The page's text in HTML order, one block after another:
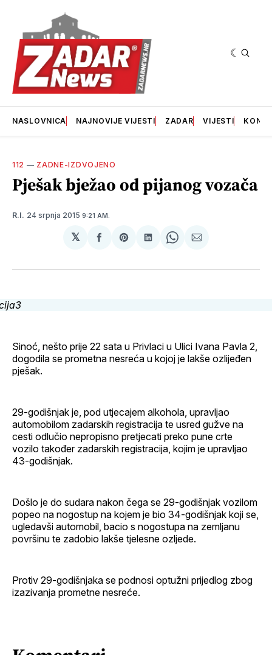
NASLOVNICA NAJNOVIJE VIJESTI ZADAR VIJESTI
112 — ZADNE-IZDVOJENO
Pješak bježao od pijanog vozača
R.I. 24 srpnja 2015 9:21 AM.
𝕏
podijeliSharepodijeliSharepodijeli
Sinoć, nešto prije 22 sata u Privlaci u Ulici Ivana Pavla 2,
dogodila se prometna nesreća u kojoj je lakše ozlijeđen
pješak.
29-godišnjak je, pod utjecajem alkohola, upravljao
automobilom zadarskih registracija te usred gužve na
cesti odlučio nepropisno pretjecati preko pune crte
vozilo također zadarskih registracija, kojim je upravljao
43-godišnjak.
Došlo je do sudara nakon čega se 29-godišnjak vozilom
popeo na nogostup na kojem je bio 34-godišnjak koji se,
ugledavši automobil, bacio s nogostupa na zemljanu
površinu te zadobio lakše tjelesne ozljede.
Protiv 29-godišnjaka se podnosi optužni prijedlog zbog
izazivanja prometne nesreće.